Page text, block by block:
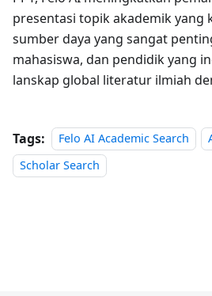
presentasi topik akademik yang
sumber daya yang sangat
mahasiswa, dan pendidik yang
lanskap global literatur ilmiah
Tags: Felo AI Academic Search
Scholar Search